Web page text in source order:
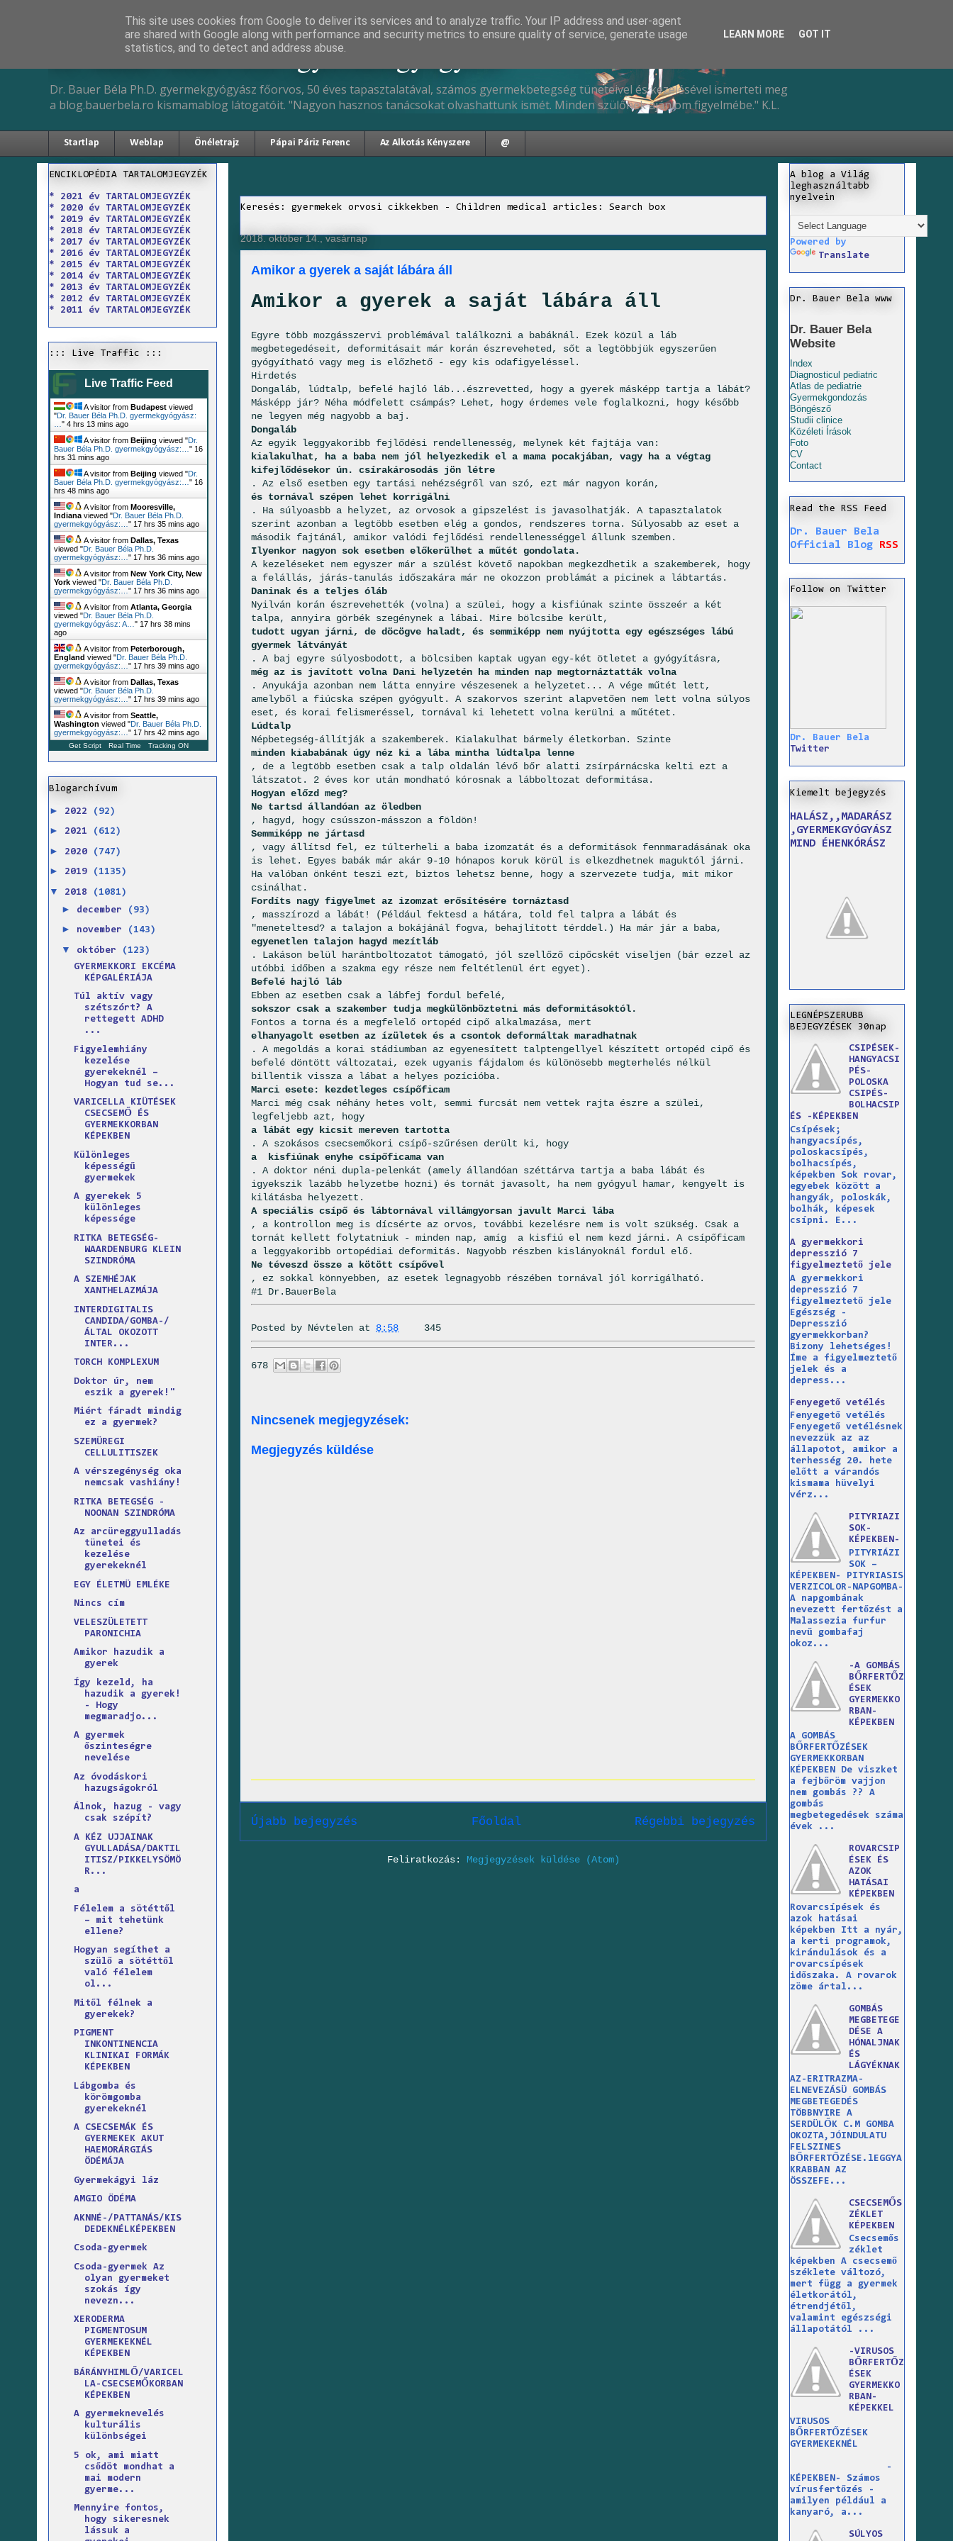
Dr. Bauer Béla Ph.D. gyermekgyógyász
Dr. Bauer Béla Ph.D. gyermekgyógyász főorvos, 50 éves tapasztalatával, számos gyermekbetegség tüneteivel és kezelésével ismerteti meg
a blog.bauerbela.ro kismamablog látogatóit. "Nagyon hasznos tanácsokat olvashattunk ismét. Minden szülőnek ajánlom figyelmébe." K.L.
Startlap Weblap Önéletrajz Pápai Páriz Ferenc Az Alkotás Kényszere @
Keresés: gyermekek orvosi cikkekben - Children medical articles: Search box
2018. október 14., vasárnap
Amikor a gyerek a saját lábára áll
Amikor a gyerek a saját lábára áll
Egyre több mozgásszervi problémával találkozni a babáknál. Ezek közül a láb
megbetegedéseit, deformitásait már korán észreveheted, sőt a legtöbbjük egyszerűen
gyógyítható vagy meg is előzhető - egy kis odafigyeléssel.
Hirdetés
Dongaláb, lúdtalp, befelé hajló láb...észrevetted, hogy a gyerek másképp tartja a lábát?
Másképp jár? Néha módfelett csámpás? Lehet, hogy érdemes vele foglalkozni, hogy később
ne legyen még nagyobb a baj.
Dongaláb
Az egyik leggyakoribb fejlődési rendellenesség, melynek két fajtája van:
kialakulhat, ha a baba nem jól helyezkedik el a mama pocakjában, vagy ha a végtag
kifejlődésekor ún. csírakárosodás jön létre
. Az első esetben egy tartási nehézségről van szó, ezt már nagyon korán,
és tornával szépen lehet korrigálni
. Ha súlyoasbb a helyzet, az orvosok a gipszelést is javasolhatják. A tapasztalatok
szerint azonban a legtöbb esetben elég a gondos, rendszeres torna. Súlyosabb az eset a
második fajtánál, amikor valódi fejlődési rendellenességgel állunk szemben.
Ilyenkor nagyon sok esetben előkerülhet a műtét gondolata.
A kezeléseket nem egyszer már a szülést követő napokban megkezdhetik a szakemberek, hogy
a felállás, járás-tanulás időszakára már ne okozzon problámát a picinek a lábtartás.
Daninak és a teljes óláb
Nyilván korán észrevehették (volna) a szülei, hogy a kisfiúnak szinte összeér a két
talpa, annyira görbék szegénynek a lábai. Mire bölcsibe került,
tudott ugyan járni, de döcögve haladt, és semmiképp nem nyújtotta egy egészséges lábú
gyermek látványát
. A baj egyre súlyosbodott, a bölcsiben kaptak ugyan egy-két ötletet a gyógyításra,
még az is javított volna Dani helyzetén ha minden nap megtornáztatták volna
. Anyukája azonban nem látta ennyire vészesenek a helyzetet... A vége műtét lett,
amelyből a fiúcska szépen gyógyult. A szakorvos szerint alapvetően nem lett volna súlyos
eset, és korai felismeréssel, tornával ki lehetett volna kerülni a műtétet.
Lúdtalp
Népbetegség-állítják a szakemberek. Kialakulhat bármely életkorban. Szinte
minden kiababának úgy néz ki a lába mintha lúdtalpa lenne
, de a legtöbb esetben csak a talp oldalán lévő bőr alatti zsírpárnácska kelti ezt a
látszatot. 2 éves kor után mondható kórosnak a lábboltozat deformitása.
Hogyan előzd meg?
Ne tartsd állandóan az öledben
, hagyd, hogy csússzon-másszon a földön!
Semmiképp ne jártasd
, vagy állítsd fel, ez túlterheli a baba izomzatát és a deformitások fennmaradásának oka
is lehet. Egyes babák már akár 9-10 hónapos koruk körül is elkezdhetnek maguktól járni.
Ha valóban önként teszi ezt, biztos lehetsz benne, hogy a szervezete tudja, mit mikor
csinálhat.
Fordíts nagy figyelmet az izomzat erősítésére tornáztasd
, masszírozd a lábát! (Például fektesd a hátára, told fel talpra a lábát és
"meneteltesd? a talajon a bokájánál fogva, behajlított térddel.) Ha már jár a baba,
egyenetlen talajon hagyd mezítláb
. Lakáson belül harántboltozatot támogató, jól szellőző cipőcskét viseljen (bár ezzel az
utóbbi időben a szakma egy része nem feltétlenül ért egyet).
Befelé hajló láb
Ebben az esetben csak a lábfej fordul befelé,
sokszor csak a szakember tudja megkülönböztetni más deformitásoktól.
Fontos a torna és a megfelelő ortopéd cipő alkalmazása, mert
elhanyagolt esetben az ízületek és a csontok deformáltak maradhatnak
. A megoldás a korai stádiumban az egyenesített talptengellyel készített ortopéd cipő és
befelé döntött változatai, ezek ugyanis fájdalom és különösebb megterhelés nélkül
billentik vissza a lábat a helyes pozícióba.
Marci esete: kezdetleges csípőficam
Marci még csak néhány hetes volt, semmi furcsát nem vettek rajta észre a szülei,
legfeljebb azt, hogy
a lábát egy kicsit mereven tartotta
. A szokásos csecsemőkori csípő-szűrésen derült ki, hogy
a kisfiúnak enyhe csípőficama van
. A doktor néni dupla-pelenkát (amely állandóan széttárva tartja a baba lábát és
igyekszik lazább helyzetbe hozni) és tornát javasolt, ha nem gyógyul hamar, kengyelt is
kilátásba helyezett.
A speciális csípő és lábtornával villámgyorsan javult Marci lába
, a kontrollon meg is dícsérte az orvos, további kezelésre nem is volt szükség. Csak a
tornát kellett folytatniuk - minden nap, amíg a kisfiú el nem kezd járni. A csípőficam
a leggyakoribb ortopédiai deformitás. Nagyobb részben kislányoknál fordul elő.
Ne téveszd össze a kötött csípővel
, ez sokkal könnyebben, az esetek legnagyobb részében tornával jól korrigálható.
#1 Dr.BauerBela
Posted by Névtelen at 8:58 345
678
Nincsenek megjegyzések:
Megjegyzés küldése
Újabb bejegyzés Régebbi bejegyzés
Főoldal
Feliratkozás: Megjegyzések küldése (Atom)
ENCIKLOPÉDIA TARTALOMJEGYZÉK
* 2021 év TARTALOMJEGYZÉK
* 2020 év TARTALOMJEGYZÉK
* 2019 év TARTALOMJEGYZÉK
* 2018 év TARTALOMJEGYZÉK
* 2017 év TARTALOMJEGYZÉK
* 2016 év TARTALOMJEGYZÉK
* 2015 év TARTALOMJEGYZÉK
* 2014 év TARTALOMJEGYZÉK
* 2013 év TARTALOMJEGYZÉK
* 2012 év TARTALOMJEGYZÉK
* 2011 év TARTALOMJEGYZÉK
::: Live Traffic :::
Live Traffic Feed
A visitor from Budapest viewed
"Dr. Bauer Béla Ph.D. gyermekgyógyász:
" 4 hrs 13 mins ago
A visitor from Beijing viewed "Dr.
Bauer Béla Ph.D. gyermekgyógyász:… " 16
hrs 31 mins ago
A visitor from Beijing viewed "Dr.
Bauer Béla Ph.D. gyermekgyógyász:… " 16
hrs 48 mins ago
A visitor from Mooresville,
Indiana viewed "Dr. Bauer Béla Ph.D.
gyermekgyógyász:… " 17 hrs 35 mins ago
A visitor from Dallas, Texas
viewed "Dr. Bauer Béla Ph.D.
gyermekgyógyász:… " 17 hrs 36 mins ago
A visitor from New York City, New
York viewed "Dr. Bauer Béla Ph.D.
gyermekgyógyász:… " 17 hrs 36 mins ago
A visitor from Atlanta, Georgia
viewed "Dr. Bauer Béla Ph.D.
gyermekgyógyász: A… " 17 hrs 38 mins
ago
A visitor from Peterborough,
England viewed "Dr. Bauer Béla Ph.D.
gyermekgyógyász:… " 17 hrs 39 mins ago
A visitor from Dallas, Texas
viewed "Dr. Bauer Béla Ph.D.
gyermekgyógyász:… " 17 hrs 39 mins ago
A visitor from Seattle,
Washington viewed "Dr. Bauer Béla Ph.D.
gyermekgyógyász:… " 17 hrs 42 mins ago
Get Script Real Time Tracking ON
Blogarchívum
► 2022 (92)
► 2021 (612)
► 2020 (747)
► 2019 (1135)
▼ 2018 (1081)
► december (93)
► november (143)
▼ október
(123)
GYERMEKKORI EKCÉMA
KÉPGALÉRIÁJA
Túl aktív vagy
szétszórt? A
rettegett ADHD
...
Figyelemhiány
kezelése
gyerekeknél –
Hogyan tud se...
VARICELLA KIÜTÉSEK
CSECSEMŐ ÉS
GYERMEKKORBAN
KÉPEKBEN
Különleges
képességű
gyermekek
A gyerekek 5
különleges
képessége
RITKA BETEGSÉG-
WAARDENBURG KLEIN
SZINDRÓMA
A SZEMHÉJAK
XANTHELAZMÁJA
INTERDIGITALIS
CANDIDA/GOMBA-/
ÁLTAL OKOZOTT
INTER...
TORCH KOMPLEXUM
Doktor úr, nem
eszik a gyerek!"
Miért fáradt mindig
ez a gyermek?
SZEMÜREGI
CELLULITISZEK
A vérszegénység oka
nemcsak vashiány!
RITKA BETEGSÉG -
NOONAN SZINDRÓMA
Az arcüreggyulladás
tünetei és
kezelése
gyerekeknél
EGY ÉLETMÜ EMLÉKE
Nincs cím
VELESZÜLETETT
PARONICHIA
Amikor hazudik a
gyerek
Így kezeld, ha
hazudik a gyerek!
- Hogy
megmaradjo...
A gyermek
őszinteségre
nevelése
Az óvodáskori
hazugságokról
Álnok, hazug - vagy
csak szépít?
A KÉZ UJJAINAK
GYULLADÁSA/DAKTIL
ITISZ/PIKKELYSÖMÖ
R...
a
Félelem a sötéttől
– mit tehetünk
ellene?
Hogyan segíthet a
szülő a sötéttől
való félelem
ol...
Mitől félnek a
gyerekek?
PIGMENT
INKONTINENCIA
KLINIKAI FORMÁK
KÉPEKBEN
Lábgomba és
körömgomba
gyerekeknél
A CSECSEMÁK ÉS
GYERMEKEK AKUT
HAEMORÁRGIÁS
ÖDÉMÁJA
Gyermekágyi láz
AMGIO ÖDÉMA
AKNNÉ-/PATTANÁS/KIS
DEDEKNÉLKÉPEKBEN
Csoda-gyermek
Csoda-gyermek Az
olyan gyermeket
szokás így
nevezn...
XERODERMA
PIGMENTOSUM
GYERMEKEKNÉL
KÉPEKBEN
BÁRÁNYHIMLŐ/VARICEL
LA-CSECSEMŐKORBAN
KÉPEKBEN
A gyermeknevelés
kulturális
különbségei
5 ok, ami miatt
csődöt mondhat a
mai modern
gyerme...
Mennyire fontos,
hogy sikeresnek
lássuk a
A blog a Világ
leghasználtabb
nyelvein
Powered by
Translate
Dr. Bauer Bela www
Dr. Bauer Bela
Website
Index
Diagnosticul pediatric
Atlas de pediatrie
Gyermekgondozás
Böngésző
Studii clinice
Közéleti Írások
Foto
CV
Contact
Read the RSS Feed
Dr. Bauer Bela
Official Blog
RSS
Follow on Twitter
Dr. Bauer Bela
Twitter
Kiemelt bejegyzés
HALÁSZ,,MADARÁSZ
,GYERMEKGYÓGYÁSZ
MIND ÉHENKÓRÁSZ
LEGNÉPSZERUBB
BEJEGYZÉSEK 30nap
CSIPÉSEK-
HANGYACSI
PÉS-
POLOSKA
CSIPÉS-
BOLHACSIP
ÉS -KÉPEKBEN
Csípések;
hangyacsípés,
poloskacsípés,
bolhacsípés,
képekben Sok rovar,
egyebek között a
hangyák, poloskák,
bolhák, képesek
csípni. E...
A gyermekkori
depresszió 7
figyelmeztető jele
A gyermekkori
depresszió 7
figyelmeztető jele
Egészség -
Depresszió
gyermekkorban?
Bizony lehetséges!
Íme a figyelmeztető
jelek és a
depress...
Fenyegető vetélés
Fenyegető vetélés
Fenyegető vetélésnek
nevezzük az az
állapotot, amikor a
terhesség 20. hete
előtt a várandós
kismama hüvelyi
vérz...
PITYRIAZI
SOK-
KÉPEKBEN-
PITYRIÁZI
SOK –
KÉPEKBEN- PITYRIASIS
VERZICOLOR-NAPGOMBA-
A napgombának
nevezett fertőzést a
Malassezia furfur
nevű gombafaj
okoz...
-A GOMBÁS
BŐRFERTŐZ
ÉSEK
GYERMEKKO
RBAN-
KÉPEKBEN
A GOMBÁS
BŐRFERTŐZÉSEK
GYERMEKKORBAN
KÉPEKBEN De viszket
a fejbőröm vajjon
nem gombás ?? A
gombás
megbetegedések száma
évek ...
ROVARCSIP
ÉSEK ÉS
AZOK
HATÁSAI
KÉPEKBEN
Rovarcsípések és
azok hatásai
képekben Itt a nyár,
a kerti programok,
kirándulások és a
rovarcsípések
időszaka. A rovarok
zöme ártal...
GOMBÁS
MEGBETEGE
DÉSE A
HÓNALJNAK
ÉS
LÁGYÉKNAK
AZ-ERITRAZMA-
ELNEVEZÁSÜ GOMBÁS
MEGBETEGEDÉS
TÖBBNYIRE A
SERDÜLŐK C.M GOMBA
OKOZTA,JÓINDULATU
FELSZINES
BŐRFERTŐZÉSE.lEGGYA
KRABBAN AZ
ÖSSZEFE...
CSECSEMŐS
ZÉKLET
KÉPEKBEN
Csecsemős
zéklet
képekben A csecsemő
széklete változó,
mert függ a gyermek
életkorától,
étrendjétől,
valamint egészségi
állapotától ...
-VIRUSOS
BŐRFERTŐZ
ÉSEK
GYERMEKKO
RBAN-
KÉPEKKEL
VIRUSOS
BŐRFERTŐZÉSEK
GYERMEKEKNÉL
-
KÉPEKBEN- Számos
vírusfertőzés -
amilyen például a
kanyaró, a...
SÚLYOS
This site uses cookies from Google to deliver its services and to analyze traffic. Your IP address and user-agent
are shared with Google along with performance and security metrics to ensure quality of service, generate usage
statistics, and to detect and address abuse.
LEARN MORE GOT IT